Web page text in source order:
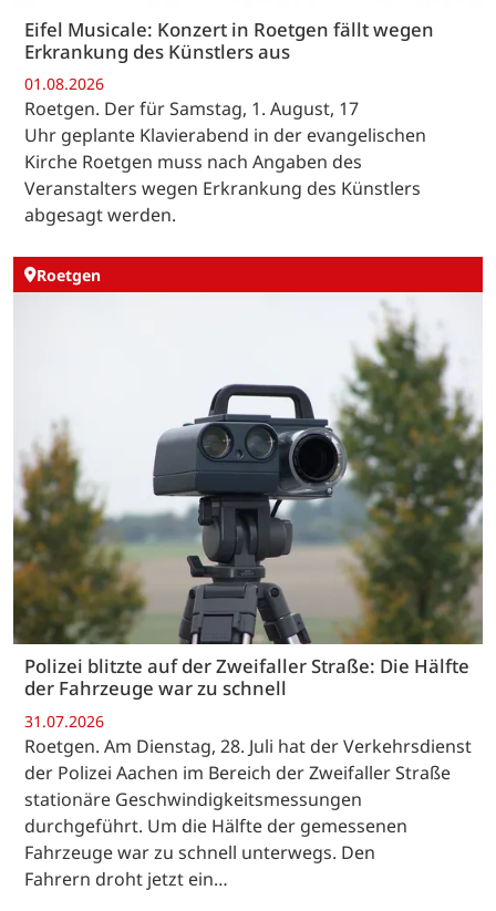
Eifel Musicale: Konzert in Roetgen fällt wegen
Erkrankung des Künstlers aus
01.08.2026
Roetgen. Der für Samstag, 1. August, 17
Uhr geplante Klavierabend in der evangelischen
Kirche Roetgen muss nach Angaben des
Veranstalters wegen Erkrankung des Künstlers
abgesagt werden.
Roetgen
Polizei blitzte auf der Zweifaller Straße: Die Hälfte
der Fahrzeuge war zu schnell
31.07.2026
Roetgen. Am Dienstag, 28. Juli hat der Verkehrsdienst
der Polizei Aachen im Bereich der Zweifaller Straße
stationäre Geschwindigkeitsmessungen
durchgeführt. Um die Hälfte der gemessenen
Fahrzeuge war zu schnell unterwegs. Den
Fahrern droht jetzt ein…